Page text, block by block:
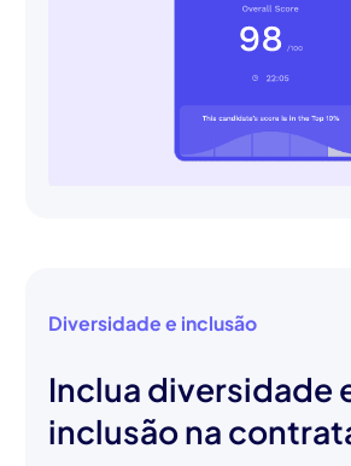
Diversidade e inclusão
Inclua diversidade
inclusão na